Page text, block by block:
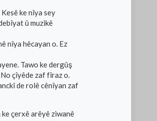
ke nîya sey
û muzikê
nîya hêcayan o. Ez
Tawo ke dergûş
çîyêde zaf fîraz o.
de rolê cênîyan zaf
çerxê arêyê ziwanê